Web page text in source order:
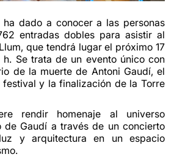
ha dado a conocer a las personas
entradas dobles para asistir al
que tendrá lugar el próximo 17
Se trata de un evento único con
de la muerte de Antoni Gaudí, el
festival y la finalización de la Torre
rendir homenaje al universo
de Gaudí a través de un concierto
y arquitectura en un espacio